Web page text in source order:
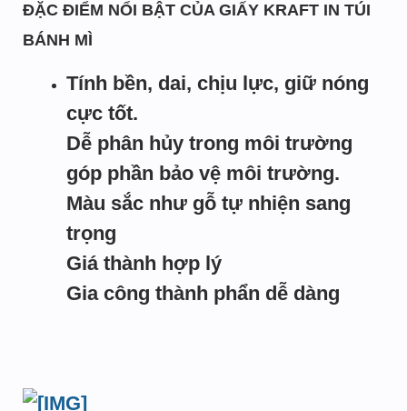
ĐẶC ĐIỂM NỔI BẬT CỦA GIẤY KRAFT IN TÚI
BÁNH MÌ
Tính bền, dai, chịu lực, giữ nóng
cực tốt.
Dễ phân hủy trong môi trường
góp phần bảo vệ môi trường.
Màu sắc như gỗ tự nhiện sang
trọng
Giá thành hợp lý
Gia công thành phẩn dễ dàng